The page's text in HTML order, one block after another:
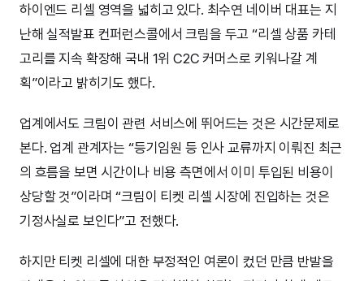
하이엔드 리셀 영역을 넓히고 있다. 최수연 네이버 대표는 지
난해 실적발표 컨퍼런스콜에서 크림을 두고 “리셀 상품 카테
고리를 지속 확장해 국내 1위 C2C 커머스로 키워나갈 계
획”이라고 밝히기도 했다.
업계에서도 크림이 관련 서비스에 뛰어드는 것은 시간문제로
본다. 업계 관계자는 “등기임원 등 인사 교류까지 이뤄진 최근
의 흐름을 보면 시간이나 비용 측면에서 이미 투입된 비용이
상당할 것”이라며 “크림이 티켓 리셀 시장에 진입하는 것은
기정사실로 보인다”고 전했다.
하지만 티켓 리셀에 대한 부정적인 여론이 컸던 만큼 반발을